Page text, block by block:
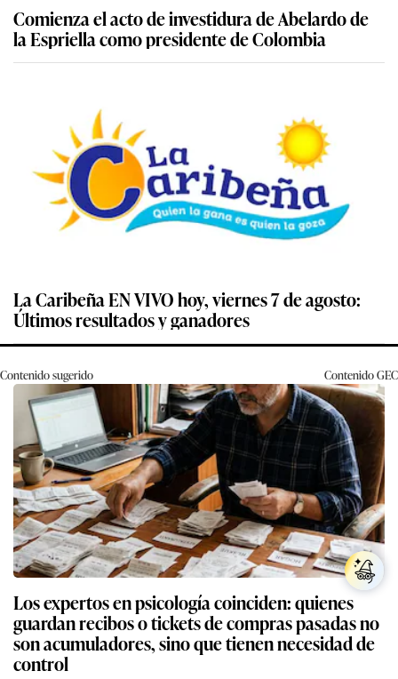
Comienza el acto de investidura de Abelardo de
la Espriella como presidente de Colombia
La Caribeña EN VIVO hoy, viernes 7 de agosto:
Últimos resultados y ganadores
Contenido sugerido ContenidoGEC
Los expertos en psicología coinciden: quienes
guardan recibos o tickets de compras pasadas no
son acumuladores, sino que tienen necesidad de
control